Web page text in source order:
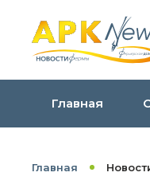
Главная
Главная